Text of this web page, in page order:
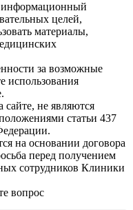
информационный
целей,
материалы,
за возможные
использования
не являются
статьи 437
на основании договора
перед получением
сотрудников Клиники
вопрос